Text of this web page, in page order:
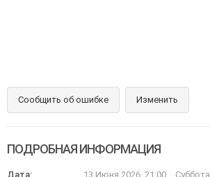
Сообщить об ошибке Изменить
ПОДРОБНАЯ ИНФОРМАЦИЯ
Дата: 13 Июня 2026, 21:00
Суббота